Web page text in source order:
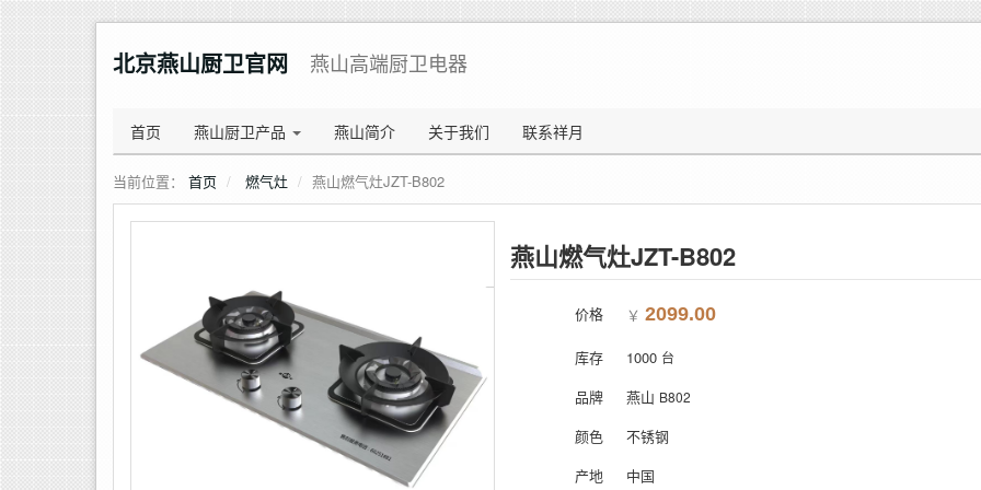
北京燕山厨卫官网 燕山高端厨卫电器
首页 燕山厨卫产品 燕山简介 关于我们 联系祥月
当前位置： 首页 燃气灶 燕山燃气灶JZT-B802
燕山燃气灶JZT-B802
价格 ￥ 2099.00
库存 1000 台
品牌 燕山 B802
颜色
不锈钢
产地
中国